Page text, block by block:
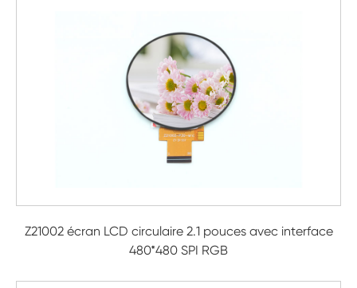
Z21002 écran LCD circulaire 2.1 pouces avec interface
480*480 SPI RGB